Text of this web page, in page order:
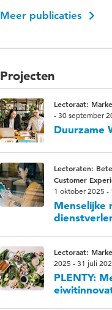
Meer publicaties
Projecten
Lectoraat:
- 30 september
Duurzame
Lectoraten:
Customer
1 oktober 2025 -
Menselijke
Lectoraat:
2025 - 31 juli
PLENTY: